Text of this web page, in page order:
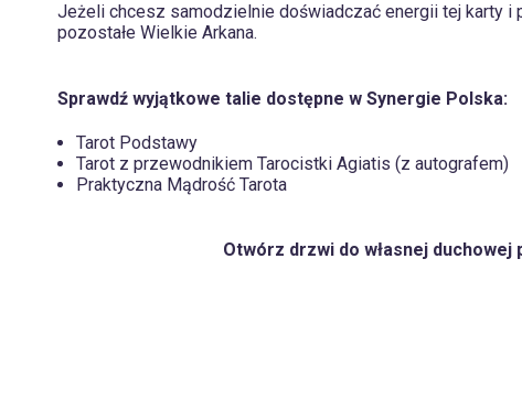
Jeżeli chcesz samodzielnie doświadczać energii tej karty i
pozostałe Wielkie Arkana.
Sprawdź wyjątkowe talie dostępne w Synergie Polska:
Tarot Podstawy
Tarot z przewodnikiem Tarocistki Agiatis (z autografem)
Praktyczna Mądrość Tarota
Otwórz drzwi do własnej duchowej